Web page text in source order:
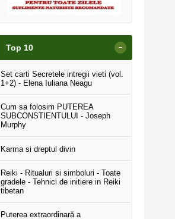
Top 10 -
Set carti Secretele intregii vieti (vol.
1+2) - Elena Iuliana Neagu
Cum sa folosim PUTEREA
SUBCONSTIENTULUI - Joseph
Murphy
Karma si dreptul divin
Reiki - Ritualuri si simboluri - Toate
gradele - Tehnici de initiere in Reiki
tibetan
Puterea extraordinară a